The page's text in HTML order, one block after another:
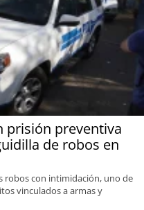
prisión preventiva
de robos en
robos con intimidación, uno de
vinculados a armas y